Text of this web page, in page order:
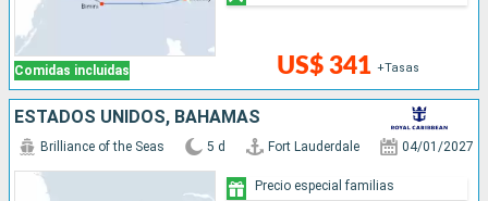
Comidas incluidas US$ 341 +Tasas
ESTADOS UNIDOS, BAHAMAS
Brilliance of the Seas 5 d Fort Lauderdale 04/01/2027
Precio especial familias